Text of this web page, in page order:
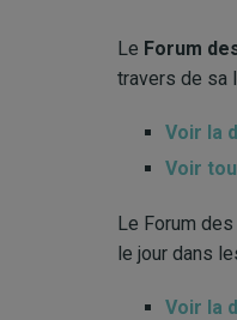
Le Forum
travers de sa
Voir la
Voir
Le Forum
le jour dans
Voir la